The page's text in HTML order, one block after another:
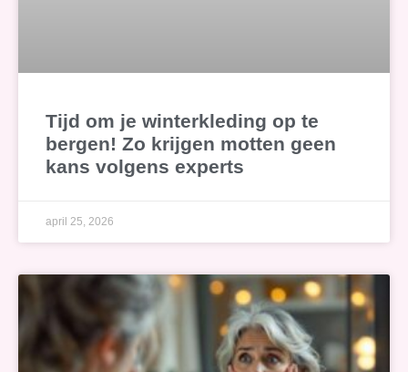
Tijd om je winterkleding op te
bergen! Zo krijgen motten geen
kans volgens experts
april 25, 2026